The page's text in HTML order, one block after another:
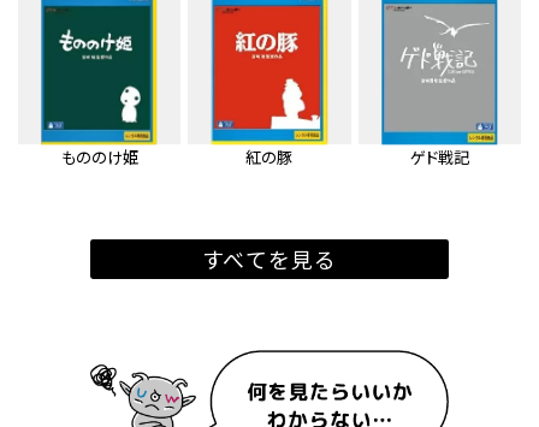
もののけ姫 紅の豚 ゲド戦記
すべてを見る